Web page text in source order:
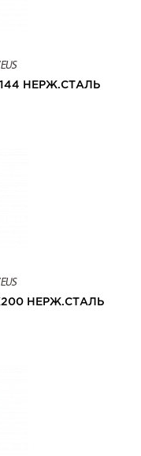
НЕРЖ.СТАЛЬ
НЕРЖ.СТАЛЬ